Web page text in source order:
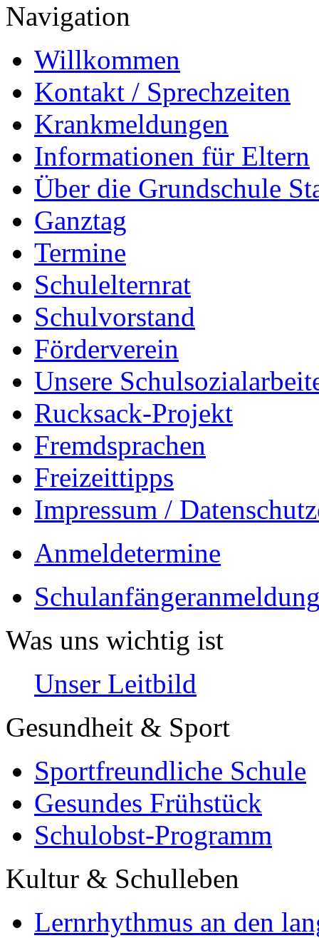
Navigation
Willkommen
Kontakt / Sprechzeiten
Krankmeldungen
Informationen für Eltern
Über die Grundschule
Ganztag
Termine
Schulelternrat
Schulvorstand
Förderverein
Unsere
Rucksack-Projekt
Fremdsprachen
Freizeittipps
Impressum /
Anmeldetermine
Was uns wichtig ist
Unser Leitbild
Gesundheit & Sport
Sportfreundliche Schule
Gesundes Frühstück
Schulobst-Programm
Kultur & Schulleben
Lernrhythmus an den